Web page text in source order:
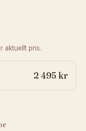
aktuellt pris.
2 495 kr